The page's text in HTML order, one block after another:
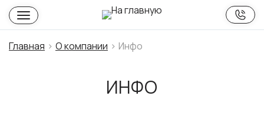
Главная О компании Инфо
ИНФО